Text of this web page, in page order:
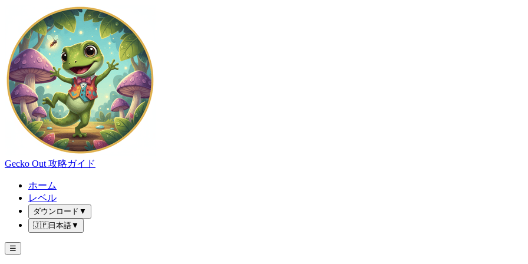
Gecko Out 攻略ガイド
ホーム
レベル
ダウンロード ▼
🇯🇵日本語▼
☰